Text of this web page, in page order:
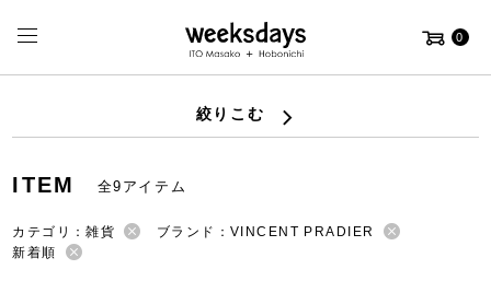
0
絞りこむ
ITEM 全9アイテム
カテゴリ：雑貨
ブランド：VINCENT PRADIER
新着順